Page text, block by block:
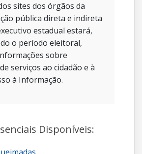
sites dos órgãos da
pública direta e indireta
estadual estará,
o período eleitoral,
sobre
serviços ao cidadão e à
à Informação.
Disponíveis: